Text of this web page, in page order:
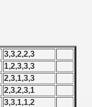
3,3,2,2,3
1,2,3,3,3
2,3,1,3,3
2,3,2,3,1
3,3,1,1,2